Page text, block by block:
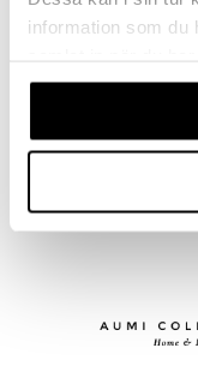
information som du
våra cookies vid
GENSE